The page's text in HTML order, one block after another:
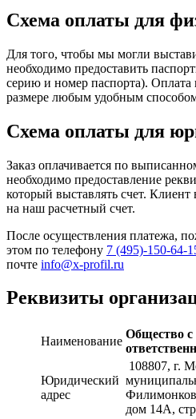
Схема оплаты для
Для того, чтобы мы могли
необходимо предоставить
серию и номер паспорта). Оплата
размере любым удобным
Схема оплаты для
Заказ оплачивается по
необходимо предоставление
который выставлять счет.
на наш расчетный счет.
После осуществления платежа,
этом по телефону 7 (495)-150-64-
почте info@x-profil.ru
Реквизиты
Наименование
Общество с
Юридический
адрес
108807, г.
дом 14А,